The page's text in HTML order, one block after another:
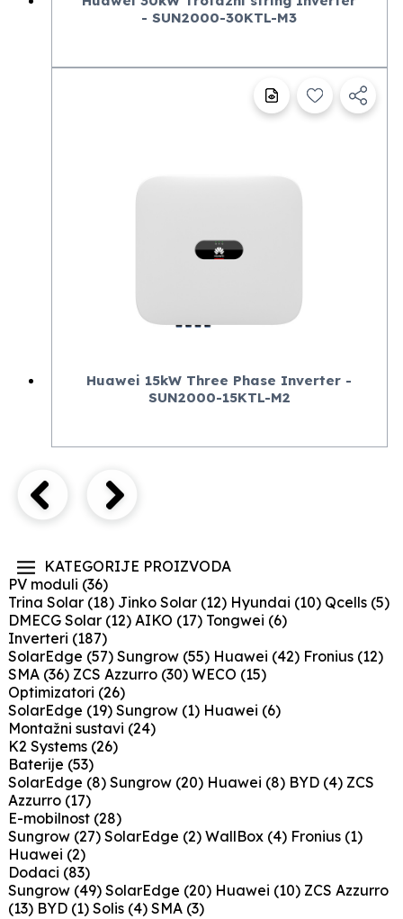
KATEGORIJE PROIZVODA
PV moduli (36)
Trina Solar (18) Jinko Solar (12) Hyundai (10) Qcells (5)
DMECG Solar (12) AIKO (17) Tongwei (6)
Inverteri (187)
SolarEdge (57) Sungrow (55) Huawei (42) Fronius (12)
SMA (36) ZCS Azzurro (30) WECO (15)
Optimizatori (26)
SolarEdge (19) Sungrow (1) Huawei (6)
Montažni sustavi (24)
K2 Systems (26)
Baterije (53)
SolarEdge (8) Sungrow (20) Huawei (8) BYD (4) ZCS
Azzurro (17)
E-mobilnost (28)
Sungrow (27) SolarEdge (2) WallBox (4) Fronius (1)
Huawei (2)
Dodaci (83)
Sungrow (49) SolarEdge (20) Huawei (10) ZCS Azzurro
(13) BYD (1) Solis (4) SMA (3)
- SUN2000-30KTL-M3
Huawei 15kW Three Phase Inverter -
SUN2000-15KTL-M2